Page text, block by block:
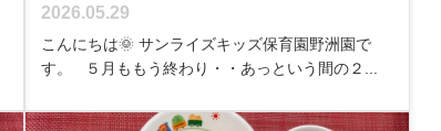
2026.05.29
こんにちは🌞 サンライズキッズ保育園野洲園で
す。 ５月ももう終わり・・あっという間の２...